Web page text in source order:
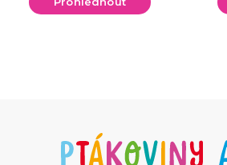
ORIGINÁLNÍ A VTIPNÉ DÁRKY
Kanadské žertíky
Prdy a hovínka